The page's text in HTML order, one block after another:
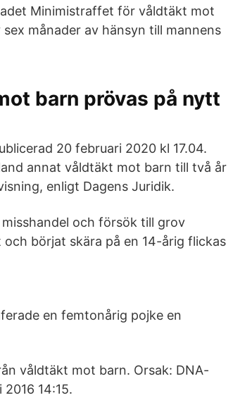
Minimistraffet för våldtäkt mot
månader av hänsyn till mannens
barn prövas på nytt
20 februari 2020 kl 17.04.
annat våldtäkt mot barn till två år
enligt Dagens Juridik.
och försök till grov
börjat skära på en 14-årig flickas
en femtonårig pojke en
våldtäkt mot barn. Orsak: DNA-
14:15.